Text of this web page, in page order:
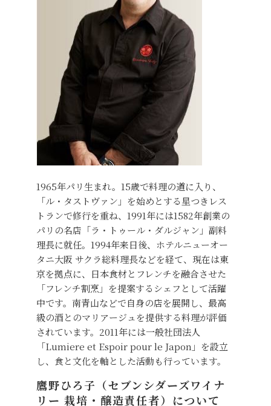
1965年パリ生まれ。15歳で料理の道に入り、
「ル・タストヴァン」を始めとする星つきレス
トランで修行を重ね、1991年には1582年創業の
パリの名店「ラ・トゥール・ダルジャン」副料
理長に就任。1994年来日後、ホテルニューオー
タニ大阪 サクラ総料理長などを経て、現在は東
京を拠点に、日本食材とフレンチを融合させた
「フレンチ割烹」を提案するシェフとして活躍
中です。南青山などで自身の店を展開し、最高
級の酒とのマリアージュを提供する料理が評価
されています。2011年には一般社団法人
「Lumiere et Espoir pour le Japon」を設立
し、食と文化を軸とした活動も行っています。
鷹野ひろ子（セブンシダーズワイナ
リー 栽培・醸造責任者）について